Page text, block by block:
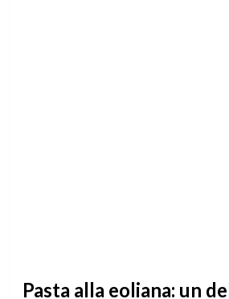
Pasta alla eoliana: un